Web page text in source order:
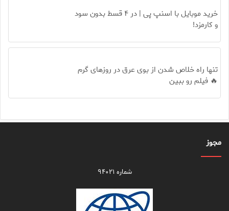
خرید موبایل با اسنپ پی | در ۴ قسط بدون سود
و کارمزد!
تنها راه خلاص شدن از بوی عرق در روزهای گرم
🔥 فیلم رو ببین
مجوز
شماره ۹۴۰۲۱